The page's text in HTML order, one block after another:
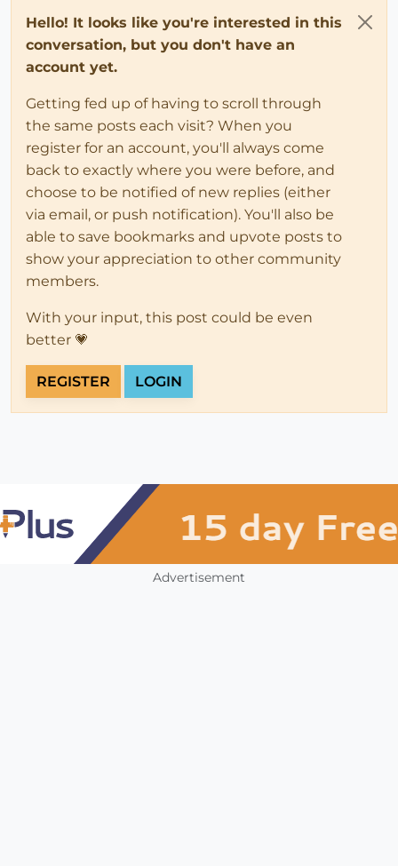
Hello! It looks like you're interested in this
conversation, but you don't have an
account yet.
Getting fed up of having to scroll through
the same posts each visit? When you
register for an account, you'll always come
back to exactly where you were before, and
choose to be notified of new replies (either
via email, or push notification). You'll also be
able to save bookmarks and upvote posts to
show your appreciation to other community
members.
With your input, this post could be even
better 💗
REGISTER LOGIN
Advertisement